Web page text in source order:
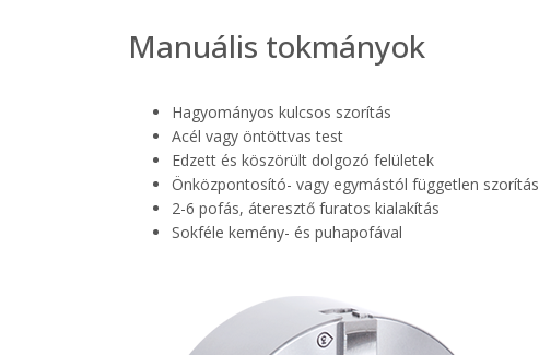
Manuális tokmányok
Hagyományos kulcsos szorítás
Acél vagy öntöttvas test
Edzett és köszörült dolgozó felületek
Önközpontosító- vagy egymástól független szorítás
2-6 pofás, áteresztő furatos kialakítás
Sokféle kemény- és puhapofával